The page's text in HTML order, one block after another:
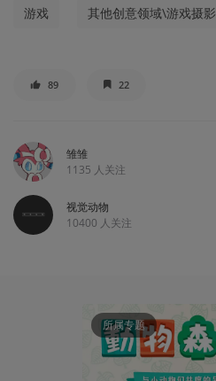
游戏 其他创意领域\游戏摄影
89 22
雏雏
1135 人关注
视觉动物
10400 人关注
所属专题